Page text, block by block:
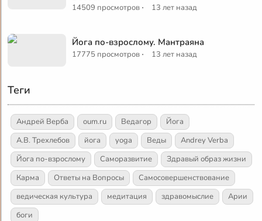
14509 просмотров · 13 лет назад
Йога по-взрослому. Мантраяна
17775 просмотров · 13 лет назад
Теги
Андрей Верба oum.ru Ведагор
Йога
А.В. Трехлебов
йога yoga Веды
Andrey Verba
Йога по-взрослому
Саморазвитие
Здравый образ жизни
Карма
Ответы на Вопросы
Самосовершенствование
ведическая культура
медитация здравомыслие
Арии
боги